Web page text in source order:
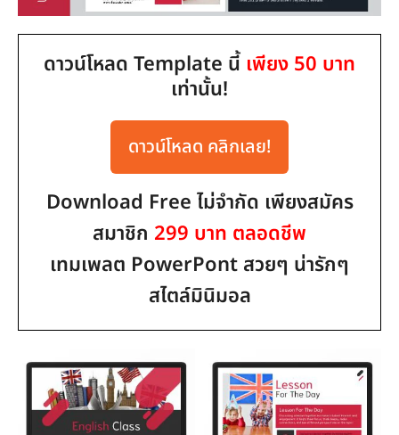
ดาวน์โหลด Template นี้ เพียง 50 บาท
เท่านั้น!
ดาวน์โหลด คลิกเลย!
Download Free ไม่จำกัด เพียงสมัคร
สมาชิก 299 บาท ตลอดชีพ
เทมเพลต PowerPont สวยๆ น่ารักๆ
สไตล์มินิมอล